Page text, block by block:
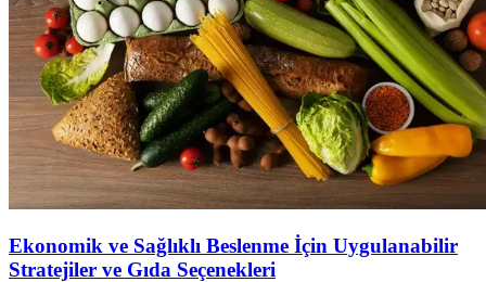
Ekonomik ve Sağlıklı Beslenme İçin Uygulanabilir
Stratejiler ve Gıda Seçenekleri